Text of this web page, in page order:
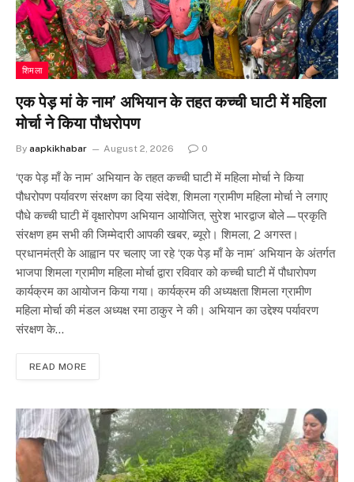
शिमला
एक पेड़ मां के नाम’ अभियान के तहत कच्ची घाटी में महिला
मोर्चा ने किया पौधरोपण
By aapkikhabar August 2, 2026 0
‘एक पेड़ माँ के नाम’ अभियान के तहत कच्ची घाटी में महिला मोर्चा ने किया
पौधरोपण पर्यावरण संरक्षण का दिया संदेश, शिमला ग्रामीण महिला मोर्चा ने लगाए
पौधे कच्ची घाटी में वृक्षारोपण अभियान आयोजित, सुरेश भारद्वाज बोले—प्रकृति
संरक्षण हम सभी की जिम्मेदारी आपकी खबर, ब्यूरो। शिमला, 2 अगस्त।
प्रधानमंत्री के आह्वान पर चलाए जा रहे ‘एक पेड़ माँ के नाम’ अभियान के अंतर्गत
भाजपा शिमला ग्रामीण महिला मोर्चा द्वारा रविवार को कच्ची घाटी में पौधारोपण
कार्यक्रम का आयोजन किया गया। कार्यक्रम की अध्यक्षता शिमला ग्रामीण
महिला मोर्चा की मंडल अध्यक्ष रमा ठाकुर ने की। अभियान का उद्देश्य पर्यावरण
संरक्षण के…
READ MORE